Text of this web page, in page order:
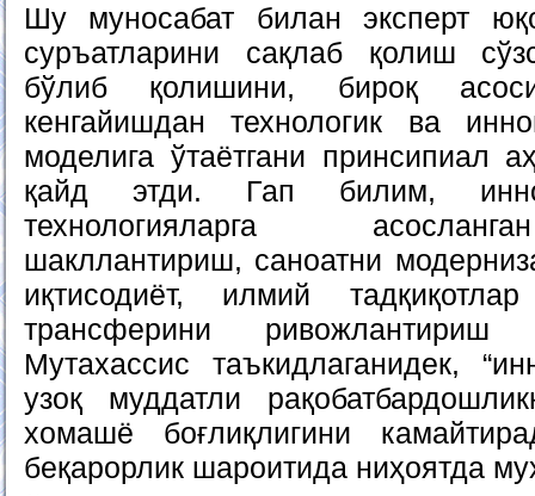
Шу муносабат билан эксперт
суръатларини сақлаб қолиш
бўлиб қолишини, бироқ
кенгайишдан технологик ва
моделига ўтаётгани принсипиал
қайд этди. Гап билим,
технологияларга
шакллантириш, саноатни
иқтисодиёт, илмий
трансферини ривожлантириш
Мутахассис таъкидлаганидек,
узоқ муддатли
хомашё боғлиқлигини
беқарорлик шароитида ниҳоятда